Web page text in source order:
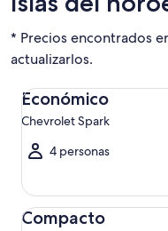
* Precios encontrados
actualizarlos.
Económico
Chevrolet Spark
4 personas
Económico Chevrolet
Compacto
Compacto Ford Focus